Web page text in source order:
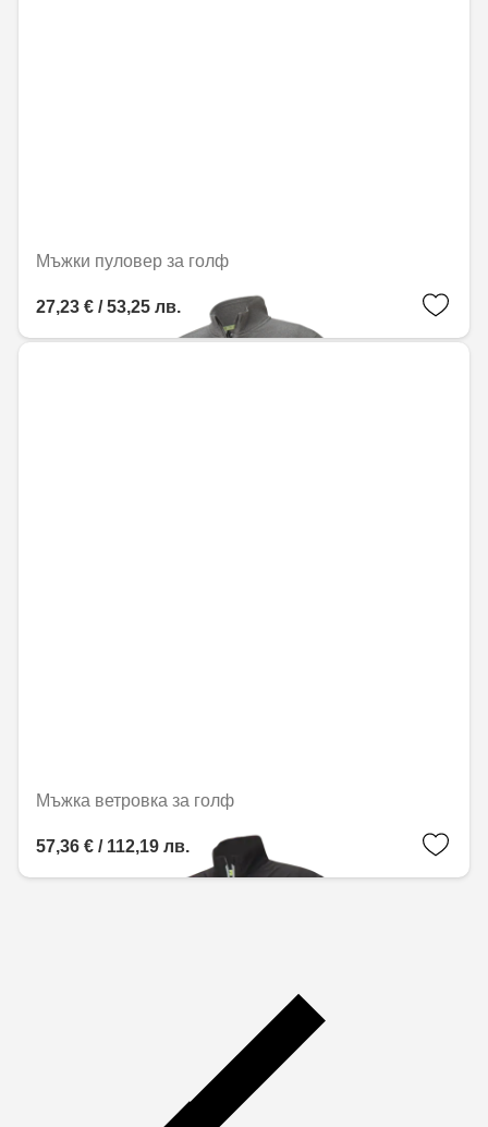
Мъжки пуловер за голф
27,23 € / 53,25 лв.
Мъжка ветровка за голф
57,36 € / 112,19 лв.